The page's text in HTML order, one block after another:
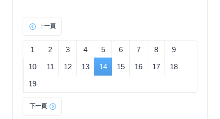
上一頁
1 2 3 4 5 6 7 8 9
10 11 12 13 14 15 16 17 18
19
下一頁